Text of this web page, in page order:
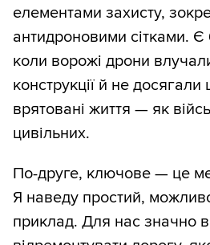
елементами захисту,
антидроновими сітками. Є
коли ворожі дрони
конструкції й не досягали
врятовані життя — як
цивільних.
По-друге, ключове — це
Я наведу простий,
приклад. Для нас значно